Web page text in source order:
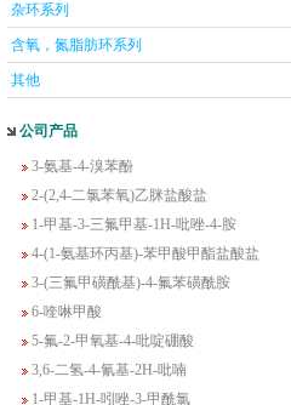
杂环系列
含氧，氮脂肪环系列
其他
公司产品
2-甲基-6-羟基-4-嘧啶甲酸
3-氟-2-硝基苯甲酸
2-羟甲基-4-氨基吡啶
2-(羟甲基)丙烯酸乙酯(含稳定剂HQ);2-羟
甲基丙烯酸乙酯
3-氨基-4-溴苯酚
2-(2,4-二氯苯氧)乙脒盐酸盐
1-甲基-3-三氟甲基-1H-吡唑-4-胺
4-(1-氨基环丙基)-苯甲酸甲酯盐酸盐
3-(三氟甲磺酰基)-4-氟苯磺酰胺
6-喹啉甲酸
5-氟-2-甲氧基-4-吡啶硼酸
3,6-二氢-4-氰基-2H-吡喃
1-甲基-1H-吲唑-3-甲酰氯